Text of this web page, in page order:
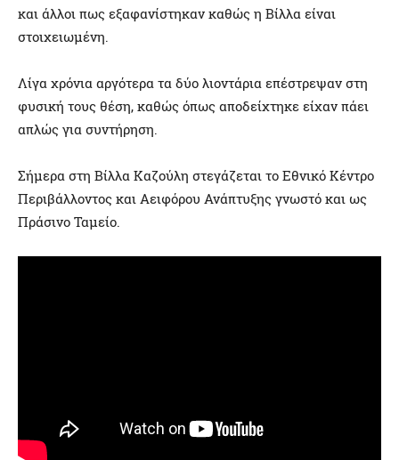
και άλλοι πως εξαφανίστηκαν καθώς η Βίλλα είναι
στοιχειωμένη.
Λίγα χρόνια αργότερα τα δύο λιοντάρια επέστρεψαν στη
φυσική τους θέση, καθώς όπως αποδείχτηκε είχαν πάει
απλώς για συντήρηση.
Σήμερα στη Βίλλα Καζούλη στεγάζεται το Εθνικό Κέντρο
Περιβάλλοντος και Αειφόρου Ανάπτυξης γνωστό και ως
Πράσινο Ταμείο.